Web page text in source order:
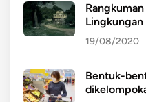
Lingkungan
19/08/2020
Bentuk-